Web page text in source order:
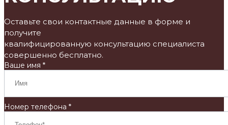
Оставьте свои контактные данные в форме и
получите
квалифицированную консультацию специалиста
совершенно бесплатно.
Ваше имя *
Номер телефона *